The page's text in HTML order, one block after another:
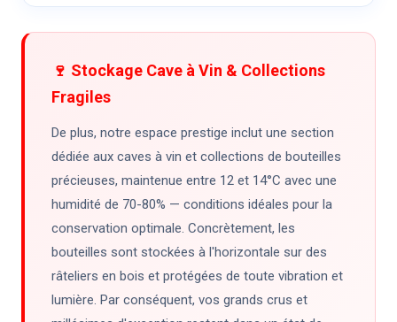
🍷 Stockage Cave à Vin & Collections
Fragiles
De plus, notre espace prestige inclut une section
dédiée aux caves à vin et collections de bouteilles
précieuses, maintenue entre 12 et 14°C avec une
humidité de 70-80% — conditions idéales pour la
conservation optimale. Concrètement, les
bouteilles sont stockées à l'horizontale sur des
râteliers en bois et protégées de toute vibration et
lumière. Par conséquent, vos grands crus et